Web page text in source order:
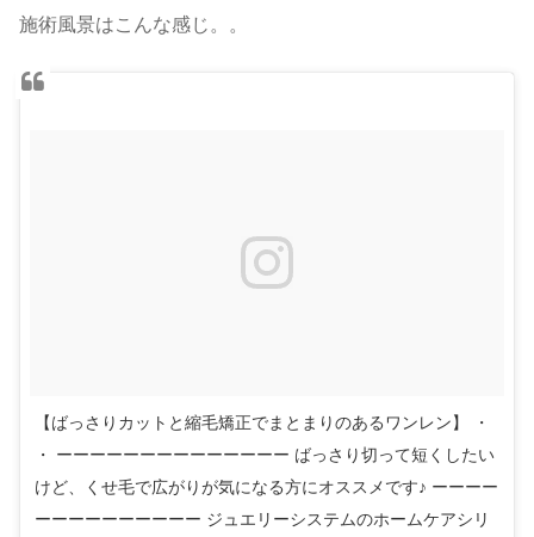
施術風景はこんな感じ。。
【ばっさりカットと縮毛矯正でまとまりのあるワンレン】 ・
・ ーーーーーーーーーーーーーー ばっさり切って短くしたい
けど、くせ毛で広がりが気になる方にオススメです♪ ーーーー
ーーーーーーーーーー ジュエリーシステムのホームケアシリ